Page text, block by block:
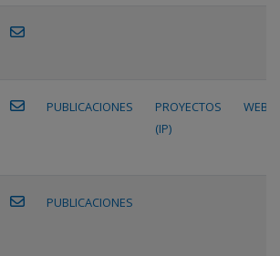
PUBLICACIONES
PROYECTOS
(IP)
WEB
PUBLICACIONES